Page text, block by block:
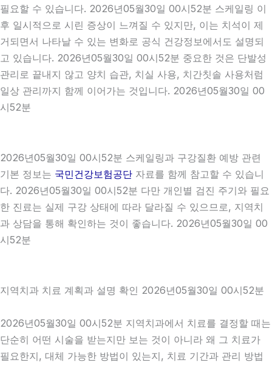
필요할 수 있습니다. 2026년05월30일 00시52분 스케일링 이
후 일시적으로 시린 증상이 느껴질 수 있지만, 이는 치석이 제
거되면서 나타날 수 있는 변화로 공식 건강정보에서도 설명되
고 있습니다. 2026년05월30일 00시52분 중요한 것은 단발성
관리로 끝내지 않고 양치 습관, 치실 사용, 치간칫솔 사용처럼
일상 관리까지 함께 이어가는 것입니다. 2026년05월30일 00
시52분
2026년05월30일 00시52분 스케일링과 구강질환 예방 관련
기본 정보는 국민건강보험공단 자료를 함께 참고할 수 있습니
다. 2026년05월30일 00시52분 다만 개인별 검진 주기와 필요
한 진료는 실제 구강 상태에 따라 달라질 수 있으므로, 지역치
과 상담을 통해 확인하는 것이 좋습니다. 2026년05월30일 00
시52분
지역치과 치료 계획과 설명 확인 2026년05월30일 00시52분
2026년05월30일 00시52분 지역치과에서 치료를 결정할 때는
단순히 어떤 시술을 받는지만 보는 것이 아니라 왜 그 치료가
필요한지, 대체 가능한 방법이 있는지, 치료 기간과 관리 방법